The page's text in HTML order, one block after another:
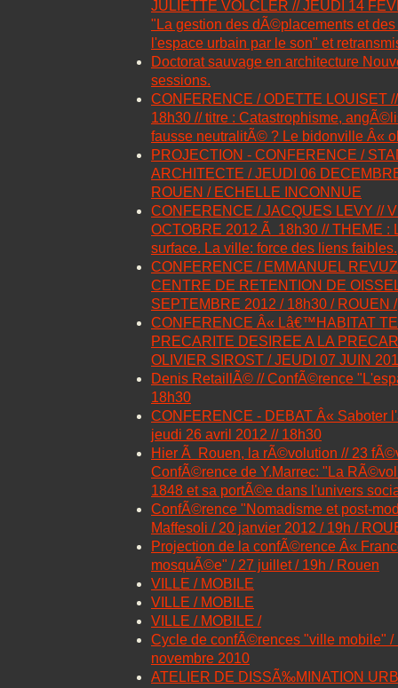
JULIETTE VOLCLER // JEUDI 14
"La gestion des dÃ©placements et
l'espace urbain par le son" et
Doctorat sauvage en architecture
sessions.
CONFERENCE / ODETTE LOUISET
18h30 // titre : Catastrophisme,
fausse neutralitÃ© ? Le bidonville Â«
PROJECTION - CONFERENCE /
ARCHITECTE / JEUDI 06
ROUEN / ECHELLE INCONNUE
CONFERENCE / JACQUES LEVY //
OCTOBRE 2012 Ã 18h30 // THEME :
surface. La ville: force des liens faibles.
CONFERENCE / EMMANUEL
CENTRE DE RETENTION DE
SEPTEMBRE 2012 / 18h30 / ROUEN /
CONFERENCE Â« Lâ€™HABITAT
PRECARITE DESIREE A LA
OLIVIER SIROST / JEUDI 07 JUIN
Denis RetaillÃ© // ConfÃ©rence
18h30
CONFERENCE - DEBAT Â« Saboter
jeudi 26 avril 2012 // 18h30
Hier Ã Rouen, la rÃ©volution // 23
ConfÃ©rence de Y.Marrec: "La
1848 et sa portÃ©e dans l'univers
ConfÃ©rence "Nomadisme et post-
Maffesoli / 20 janvier 2012 / 19h /
Projection de la confÃ©rence Â«
mosquÃ©e" / 27 juillet / 19h / Rouen
VILLE / MOBILE
VILLE / MOBILE
VILLE / MOBILE /
Cycle de confÃ©rences "ville mobile" /
novembre 2010
ATELIER DE DISSÃ‰MINATION